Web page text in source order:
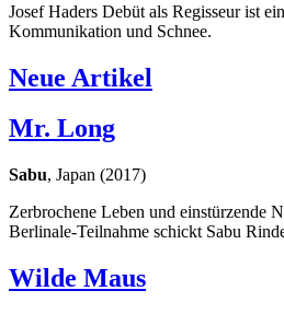
Josef Haders Debüt als Regisseur ist
Kommunikation und Schnee.
Neue Artikel
Mr. Long
Sabu, Japan (2017)
Zerbrochene Leben und einstürzende
Berlinale-Teilnahme schickt Sabu
Wilde Maus